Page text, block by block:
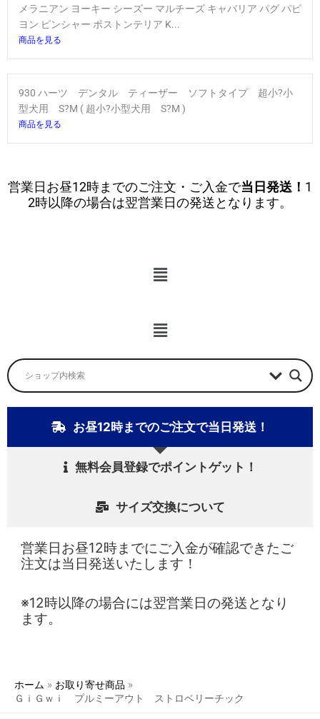
メラニアン ヨーキー シーズー マルチーズ キャバリア パグ パピ
ヨン ピンシャー ボストンテリア K...
商品を見る
930 ハーツ デンタル ティーザー ソフトタイプ 超小?小
型犬用 S?M ( 超小?小型犬用 S?M )
商品を見る
営業日お昼12時までのご注文・ご入金で当日発送！ 1
2時以降の場合は翌営業日の発送となります。
メ
ニ
メ
ニ
ュ
お昼12時までのご注文で当日発送！
無料会員登録でポイントゲット！
サイズ交換について
営業日お昼12時までにご入金が確認できたご
注文は当日発送いたします！
※12時以降の場合には翌営業日の発送となり
ます。
ホーム
お取り寄せ商品
ＧｉＧｗｉ プルミーアウト ストロベリーチック